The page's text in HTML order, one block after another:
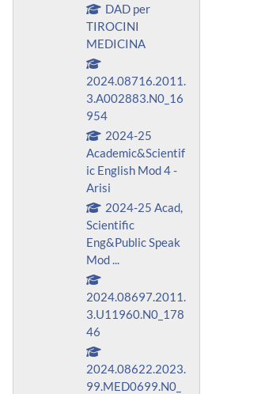
DAD per
TIROCINI
MEDICINA
2024.08716.2011.
3.A002883.N0_16
954
2024-25
Academic&Scientif
ic English Mod 4 -
Arisi
2024-25 Acad,
Scientific
Eng&Public Speak
Mod ...
2024.08697.2011.
3.U11960.N0_178
46
2024.08622.2023.
99.MED0699.N0_